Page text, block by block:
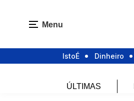
Menu
IstoÉ Dinheiro
ÚLTIMAS